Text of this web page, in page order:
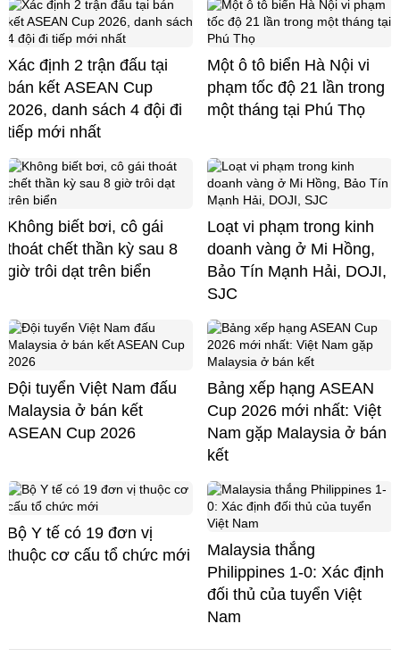
Xác định 2 trận đấu tại
bán kết ASEAN Cup
2026, danh sách 4 đội đi
tiếp mới nhất
Một ô tô biển Hà Nội vi
phạm tốc độ 21 lần trong
một tháng tại Phú Thọ
Không biết bơi, cô gái
thoát chết thần kỳ sau 8
giờ trôi dạt trên biển
Loạt vi phạm trong kinh
doanh vàng ở Mi Hồng,
Bảo Tín Mạnh Hải, DOJI,
SJC
Đội tuyển Việt Nam đấu
Malaysia ở bán kết
ASEAN Cup 2026
Bảng xếp hạng ASEAN
Cup 2026 mới nhất: Việt
Nam gặp Malaysia ở bán
kết
Bộ Y tế có 19 đơn vị
thuộc cơ cấu tổ chức mới
Malaysia thắng
Philippines 1-0: Xác định
đối thủ của tuyển Việt
Nam